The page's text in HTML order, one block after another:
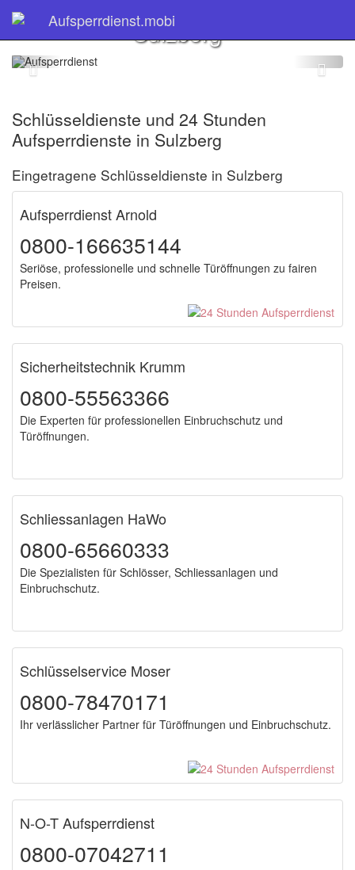
Aufsperrdienst.mobi
Schlüsseldienst
Sulzberg
Schlüsseldienste und 24 Stunden
Aufsperrdienste in Sulzberg
Eingetragene Schlüsseldienste in Sulzberg
Aufsperrdienst Arnold
0800-166635144
Seriöse, professionelle und schnelle Türöffnungen zu fairen
Preisen.
Sicherheitstechnik Krumm
0800-55563366
Die Experten für professionellen Einbruchschutz und
Türöffnungen.
Schliessanlagen HaWo
0800-65660333
Die Spezialisten für Schlösser, Schliessanlagen und
Einbruchschutz.
Schlüsselservice Moser
0800-78470171
Ihr verlässlicher Partner für Türöffnungen und Einbruchschutz.
N-O-T Aufsperrdienst
0800-07042711